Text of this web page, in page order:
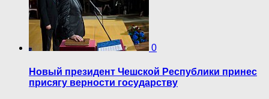
0
Новый президент Чешской Республики принес
присягу верности государству